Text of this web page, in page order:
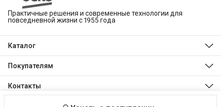
Практичные решения и современные технологии для
повседневной жизни с 1955 года
Каталог
Hotpoint
Стиральные и сушильные машины
Посудомоечные машины
Покупателям
Оплата
Контакты
8 (495) 189-03-24